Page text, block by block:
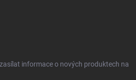
informace o nových produktech na